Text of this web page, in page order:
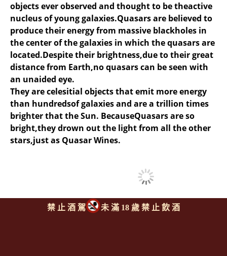
objects ever observed and thought to be theactive
nucleus of young galaxies.Quasars are believed to
produce their energy from massive blackholes in
the center of the galaxies in which the quasars are
located.Despite their brightness,due to their great
distance from Earth,no quasars can be seen with
an unaided eye.
They are celesitial objects that emit more energy
than hundredsof galaxies and are a trillion times
brighter that the Sun. BecauseQuasars are so
bright,they drown out the light from all the other
stars,just as Quasar Wines.
禁 止 酒 駕 未 滿 18 歲 禁 止 飲 酒